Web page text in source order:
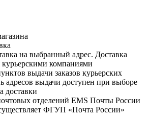
на выбранный адрес. Доставка
курьерскими компаниями
выдачи заказов курьерских
адресов выдачи доступен при выборе
доставки
отделений EMS Почты России
ФГУП «Почта России»